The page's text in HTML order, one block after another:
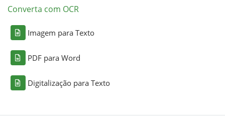
Converta com OCR
Imagem para Texto
PDF para Word
Digitalização para Texto